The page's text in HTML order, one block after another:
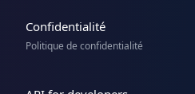
Confidentialité
Politique de confidentialité